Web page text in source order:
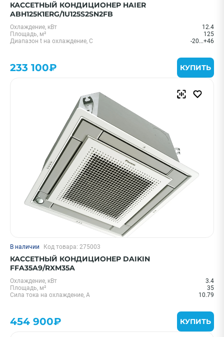
КАССЕТНЫЙ КОНДИЦИОНЕР HAIER
ABH125К1ERG/1U125S2SN2FB
Охлаждение, кВт
12.4
Площадь, м²
125
Диапазон t на охлаждение, С
-20...+46
233 100₽ КУПИТЬ
В наличии Код товара: 275003
КАССЕТНЫЙ КОНДИЦИОНЕР DAIKIN
FFA35A9/RXM35A
Охлаждение, кВт
3.4
Площадь, м²
35
Сила тока на охлаждение, А
10.79
454 900₽ КУПИТЬ